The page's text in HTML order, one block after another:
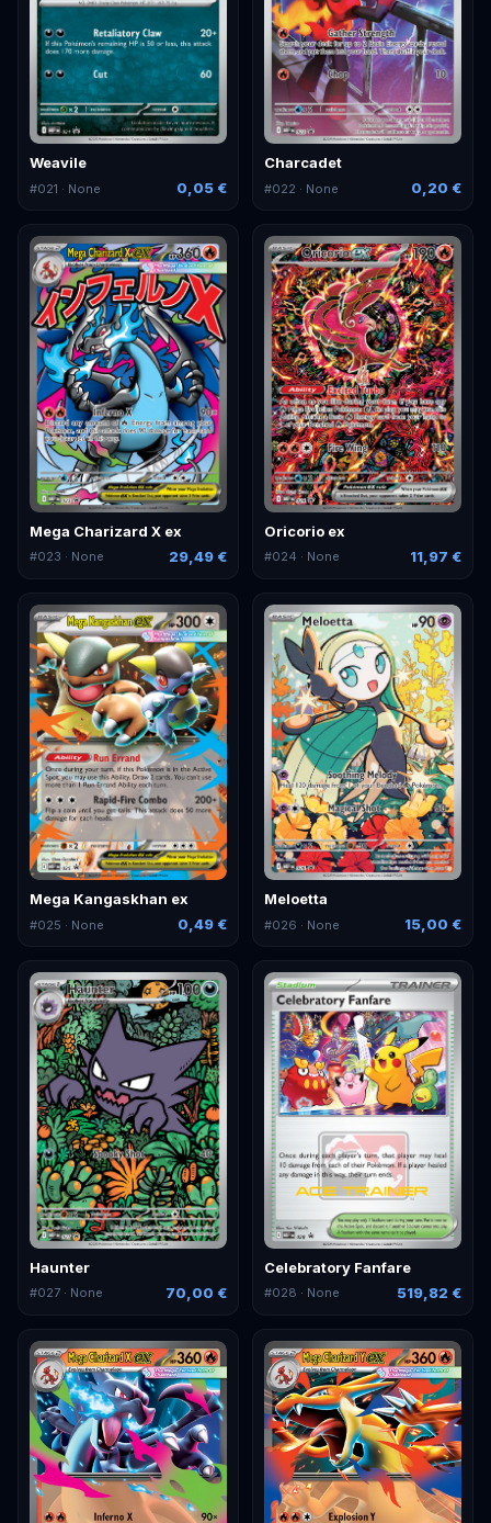
Weavile
#021 · None 0,05 €
Charcadet
#022 · None 0,20 €
Mega Charizard X ex
#023 · None 29,49 €
Oricorio ex
#024 · None 11,97 €
Mega Kangaskhan ex
#025 · None 0,49 €
Meloetta
#026 · None 15,00 €
Haunter
#027 · None 70,00 €
Celebratory Fanfare
#028 · None 519,82 €